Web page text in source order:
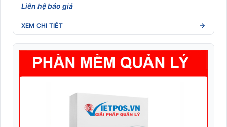
Liên hệ báo giá
XEM CHI TIẾT